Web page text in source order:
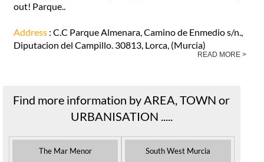
out! Parque..
Address : C.C Parque Almenara, Camino de Enmedio s/n.,
Diputacion del Campillo. 30813, Lorca, (Murcia)
READ MORE >
Find more information by AREA, TOWN or
URBANISATION .....
The Mar Menor South West Murcia